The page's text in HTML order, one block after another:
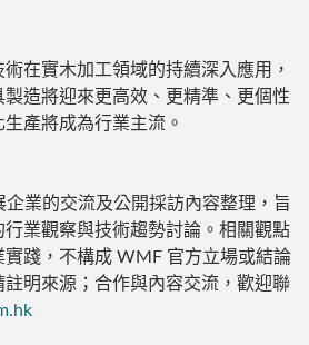
在實木加工領域的持續深入應用，
造將迎來更高效、更精準、更個性
產將成為行業主流。
業的交流及公開採訪內容整理，旨
業觀察與技術趨勢討論。相關觀點
踐，不構成 WMF 官方立場或結論
明來源；合作與內容交流，歡迎聯